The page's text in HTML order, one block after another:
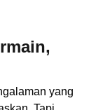
yang